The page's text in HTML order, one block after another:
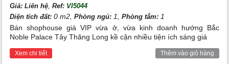
Giá:Liên hệ ,Ref: VI5044
Diện tích đất: 0 m2,Phòng ngủ: 1,Phòng tắm: 1
Bán shophouse giá VIP vừa ở, vừa kinh doanh hướng Bắc
Noble Palace Tây Thăng Long kề cận nhiều tiện ích sáng giá
Xem chi tiết Thêm vào giỏ hàng